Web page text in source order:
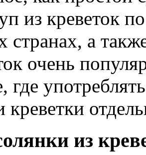
из креветок
странах, а
очень
где
креветки
из